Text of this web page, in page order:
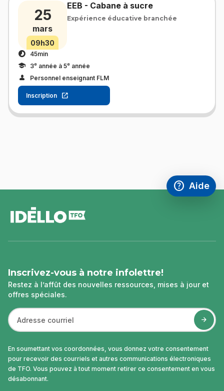
25
mars
09h30
EEB - Cabane à sucre
Expérience éducative branchée
45min
3e année à 5e année
Personnel enseignant FLM
Inscription
help
Accéder à
Aide
,Ce lien
de
page
Inscrivez-vous à notre infolettre!
Restez à l’affût des nouvelles ressources, mises à jour et
offres spéciales.
En soumettant vos coordonnées, vous donnez votre consentement
pour recevoir des courriels et autres communications électroniques
de TFO. Vous pouvez à tout moment retirer ce consentement en vous
désabonnant.